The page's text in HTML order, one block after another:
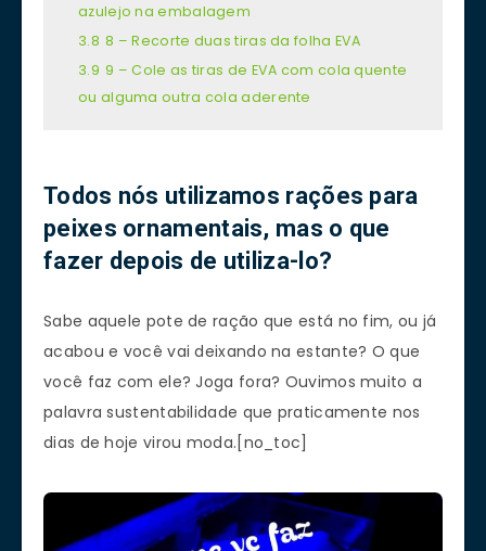
azulejo na embalagem
3.8 8 – Recorte duas tiras da folha EVA
3.9 9 – Cole as tiras de EVA com cola quente
ou alguma outra cola aderente
Todos nós utilizamos rações para
peixes ornamentais, mas o que
fazer depois de utiliza-lo?
Sabe aquele pote de ração que está no fim, ou já
acabou e você vai deixando na estante? O que
você faz com ele? Joga fora? Ouvimos muito a
palavra sustentabilidade que praticamente nos
dias de hoje virou moda.[no_toc]